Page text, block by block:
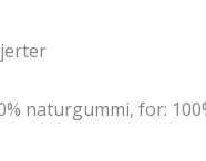
naturgummi, for: